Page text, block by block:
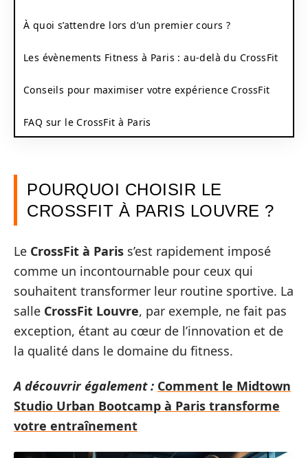
À quoi s’attendre lors d’un premier cours ?
Les évènements Fitness à Paris : au-delà du CrossFit
Conseils pour maximiser votre expérience CrossFit
FAQ sur le CrossFit à Paris
POURQUOI CHOISIR LE
CROSSFIT À PARIS LOUVRE ?
Le CrossFit à Paris s’est rapidement imposé
comme un incontournable pour ceux qui
souhaitent transformer leur routine sportive. La
salle CrossFit Louvre, par exemple, ne fait pas
exception, étant au cœur de l’innovation et de
la qualité dans le domaine du fitness.
A découvrir également : Comment le Midtown
Studio Urban Bootcamp à Paris transforme
votre entraînement